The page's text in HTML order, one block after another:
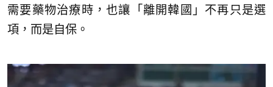
需要藥物治療時，也讓「離開韓國」不再只是選
項，而是自保。